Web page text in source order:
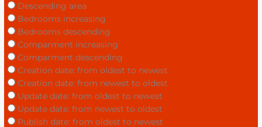
Descending area
Bedrooms increasing
Bedrooms descending
Comparment increasing
Comparment descending
Creation date: from oldest to newest
Creation date: from newest to oldest
Update date: from oldest to newest
Update date: from newest to oldest
Publish date: from oldest to newest